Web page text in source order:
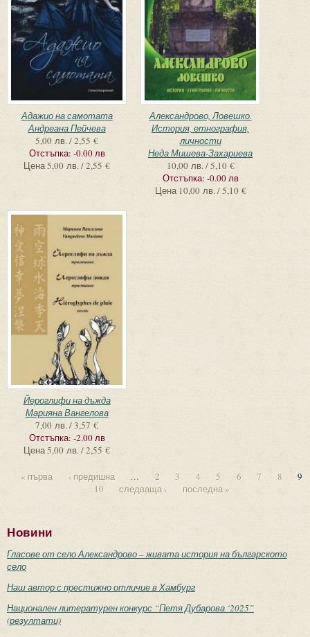
Адажио на самотата
Андреана Пейчева
5,00 лв. / 2,55 €
Отстъпка: -0.00 лв
Цена5,00 лв. / 2,55 €
Александрово, Ловешко.
История, етнография,
личности
Неда Мишева-Захариева
10,00 лв. / 5,10 €
Отстъпка: -0.00 лв
Цена 10,00 лв. / 5,10 €
Йероглифи на дъжда
Марияна Вангелова
7,00 лв. / 3,57 €
Отстъпка: -2.00 лв
Цена5,00 лв. / 2,55 €
« първа ‹ предишна … 2 3 4 5 6 7 8
9
10
следваща › последна »
Новини
Гласове от село Александрово – живата история на българското
село
Наш автор с престижно отличие в Хамбург
Национален литературен конкурс “Петя Дубарова ‘2025”
(резултати)